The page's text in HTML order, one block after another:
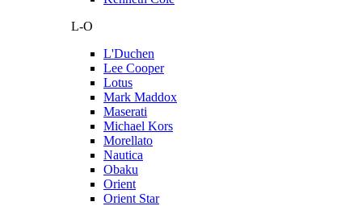
L-O
L'Duchen
Lee Cooper
Lotus
Mark Maddox
Maserati
Michael Kors
Morellato
Nautica
Obaku
Orient
Orient Star